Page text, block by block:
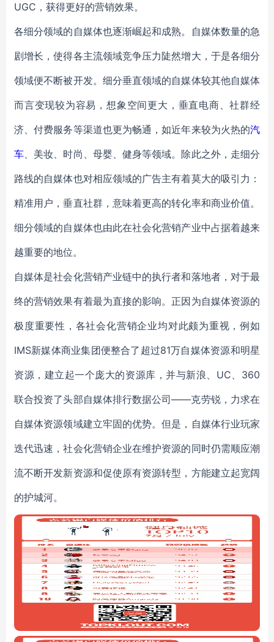
UGC，获得更好的营销效果。
各细分领域的自媒体也逐渐崛起和成熟。自媒体数量的急
剧增长，使得各主流领域竞争压力陡然增大，于是各细分
领域便不断被开发。细分垂直领域的自媒体较其他自媒体
而言变现较为容易，想象空间更大，垂直电商、社群经
济、付费服务等渠道也更为畅通，如近年来较为火热的汽
车、美妆、时尚、母婴、健身等领域。除此之外，走细分
路线的自媒体也对相应领域的广告主有着莫大的吸引力：
精准用户，垂直社群，意味着更高的转化率和商业价值。
细分领域的自媒体也由此在社会化营销产业中占据着越来
越重要的地位。
自媒体是社会化营销产业链中的执行者和落地者，对于最
终的营销效果有着最为直接的影响。正因为自媒体资源的
极度重要性，各社会化营销企业均对此颇为重视，例如
IMS新媒体商业集团便整合了超过81万自媒体资源和明星
资源，建立起一个庞大的资源库，并与新浪、UC、360
联合投资了头部自媒体排行数据公司——克劳锐，力求在
自媒体资源领域建立牢固的优势。但是，自媒体行业玩家
迭代迅速，社会化营销企业在维护资源的同时仍需顺应潮
流不断开发新资源和促使原有资源转型，方能建立起宽阔
的护城河。